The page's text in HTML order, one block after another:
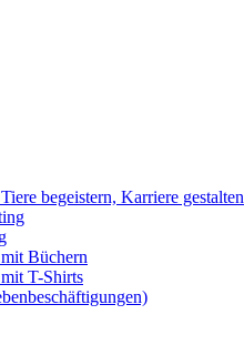
begeistern, Karriere gestalten
Büchern
T-Shirts